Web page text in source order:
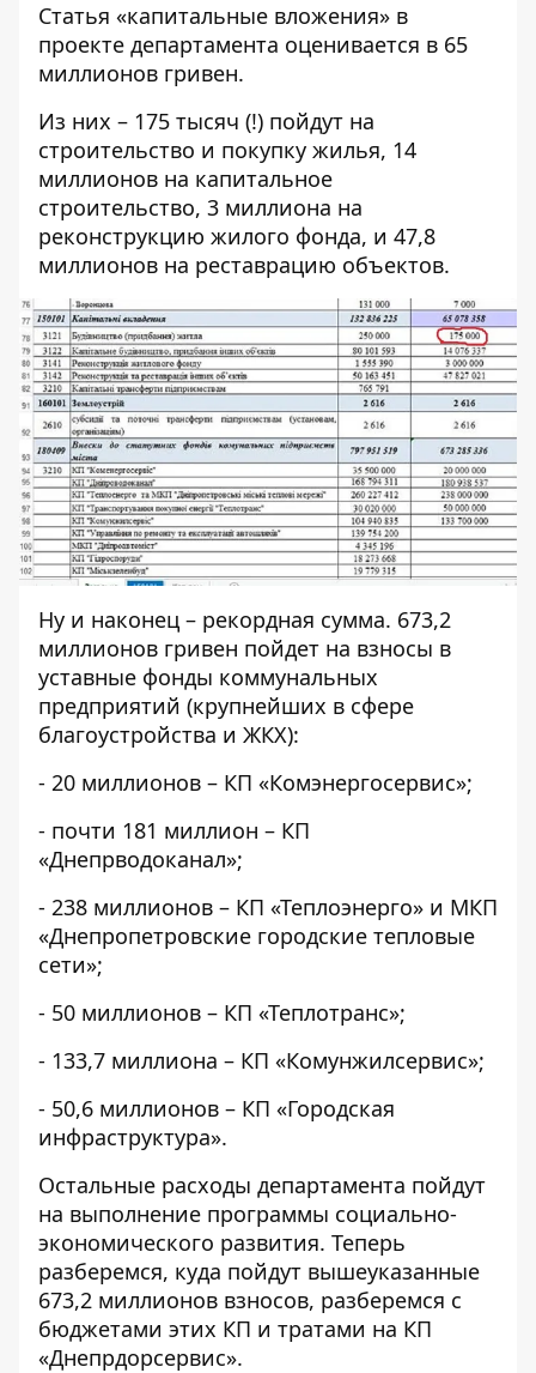
Статья «капитальные вложения» в
проекте департамента оценивается в 65
миллионов гривен.
Из них – 175 тысяч (!) пойдут на
строительство и покупку жилья, 14
миллионов на капитальное
строительство, 3 миллиона на
реконструкцию жилого фонда, и 47,8
миллионов на реставрацию объектов.
Ну и наконец – рекордная сумма. 673,2
миллионов гривен пойдет на взносы в
уставные фонды коммунальных
предприятий (крупнейших в сфере
благоустройства и ЖКХ):
- 20 миллионов – КП «Комэнергосервис»;
- почти 181 миллион – КП
«Днепрводоканал»;
- 238 миллионов – КП «Теплоэнерго» и МКП
«Днепропетровские городские тепловые
сети»;
- 50 миллионов – КП «Теплотранс»;
- 133,7 миллиона – КП «Комунжилсервис»;
- 50,6 миллионов – КП «Городская
инфраструктура».
Остальные расходы департамента пойдут
на выполнение программы социально-
экономического развития. Теперь
разберемся, куда пойдут вышеуказанные
673,2 миллионов взносов, разберемся с
бюджетами этих КП и тратами на КП
«Днепрдорсервис».